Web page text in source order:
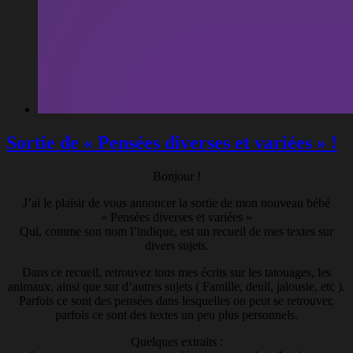
Sortie de « Pensées diverses et variées » !
Bonjour !
J’ai le plaisir de vous annoncer la sortie de mon nouveau bébé
« Pensées diverses et variées »
Qui, comme son nom l’indique, est un recueil de mes textes sur
divers sujets.
Dans ce recueil, retrouvez tous mes écrits sur les tatouages, les
animaux, ainsi que sur d’autres sujets ( Famille, deuil, jalousie, etc ).
Parfois ce sont des pensées dans lesquelles on peut se retrouver,
parfois ce sont des textes un peu plus personnels.
Quelques extraits :